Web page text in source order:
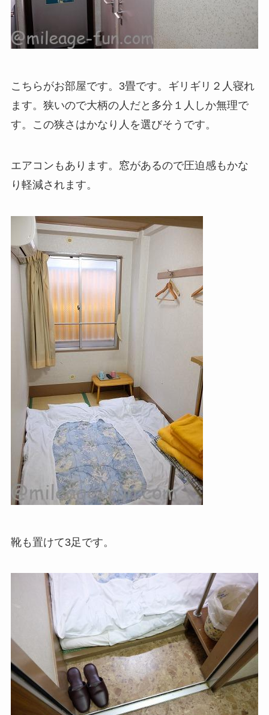
こちらがお部屋です。3畳です。ギリギリ２人寝れ
ます。狭いので大柄の人だと多分１人しか無理で
す。この狭さはかなり人を選びそうです。
エアコンもあります。窓があるので圧迫感もかな
り軽減されます。
靴も置けて3足です。